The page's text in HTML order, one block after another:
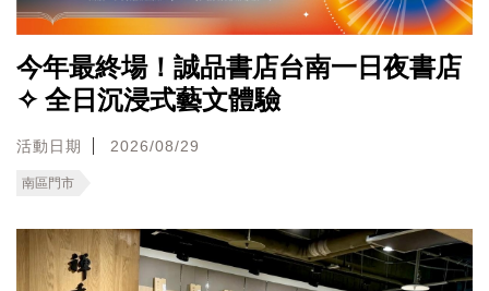
今年最終場！誠品書店台南一日夜書店
✧ 全日沉浸式藝文體驗
活動日期 2026/08/29
南區門市